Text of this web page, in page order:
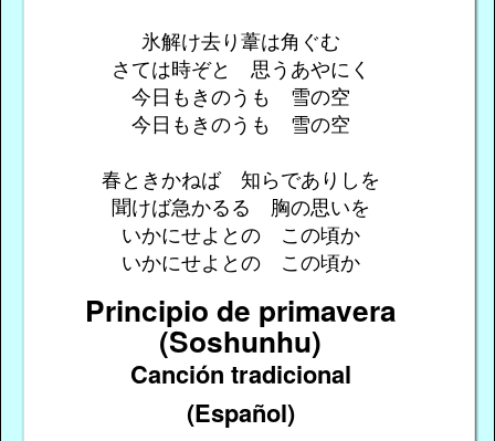
氷解け去り葦は角ぐむ
さては時ぞと 思うあやにく
今日もきのうも 雪の空
今日もきのうも 雪の空
春ときかねば 知らでありしを
聞けば急かるる 胸の思いを
いかにせよとの この頃か
いかにせよとの この頃か
Principio de primavera
(Soshunhu)
Canción tradicional
(Español)